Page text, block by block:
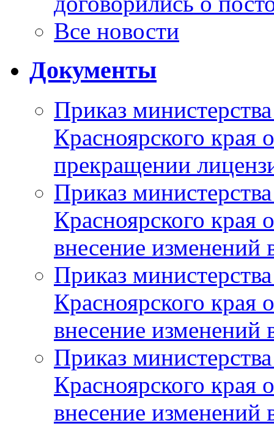
Все новости
Документы
Приказ
Красноярского
прекращении
Приказ
Красноярского
внесение изменений
Приказ
Красноярского
внесение изменений
Приказ
Красноярского
внесение изменений